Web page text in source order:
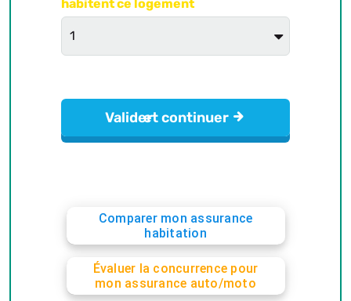
Comparer mon assurance
habitation
Évaluer la concurrence pour
mon assurance auto/moto